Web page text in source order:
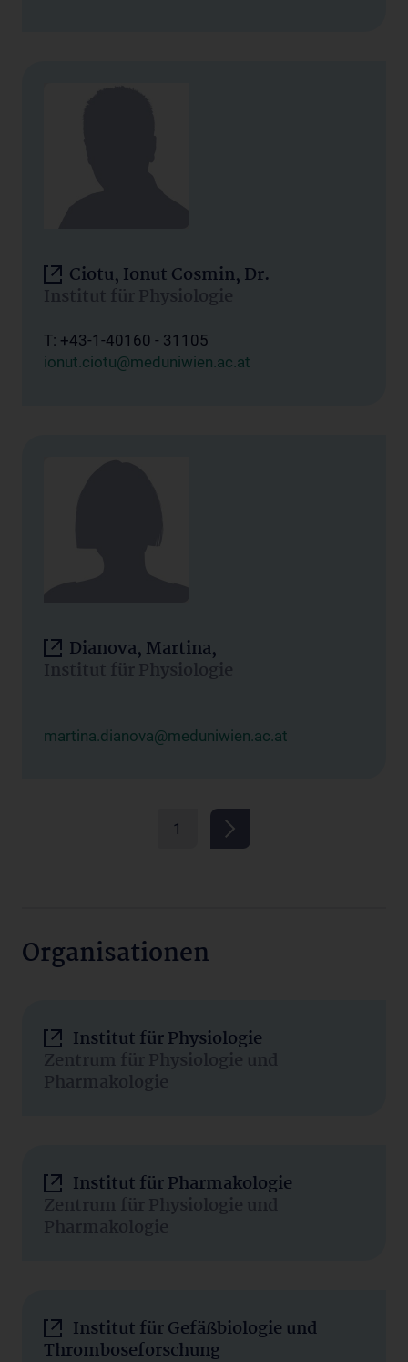
Ciotu, Ionut Cosmin, Dr.
Institut für Physiologie
T: +43-1-40160 - 31105
ionut.ciotu@meduniwien.ac.at
Dianova, Martina,
Institut für Physiologie
martina.dianova@meduniwien.ac.at
1
Organisationen
Institut für Physiologie
Zentrum für Physiologie und
Pharmakologie
Institut für Pharmakologie
Zentrum für Physiologie und
Pharmakologie
Institut für Gefäßbiologie und
Thromboseforschung